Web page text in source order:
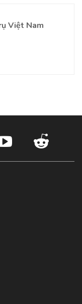
Việt Nam